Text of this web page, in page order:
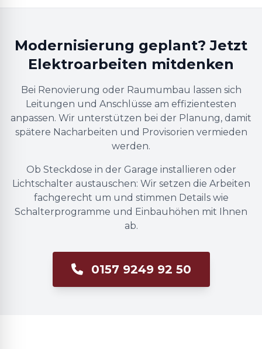
Modernisierung geplant? Jetzt
Elektroarbeiten mitdenken
Bei Renovierung oder Raumumbau lassen sich
Leitungen und Anschlüsse am effizientesten
anpassen. Wir unterstützen bei der Planung, damit
spätere Nacharbeiten und Provisorien vermieden
werden.
Ob Steckdose in der Garage installieren oder
Lichtschalter austauschen: Wir setzen die Arbeiten
fachgerecht um und stimmen Details wie
Schalterprogramme und Einbauhöhen mit Ihnen
ab.
0157 9249 92 50